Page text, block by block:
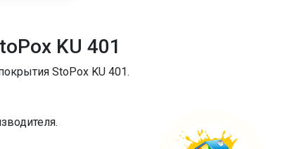
KU 401
StoPох KU 401.